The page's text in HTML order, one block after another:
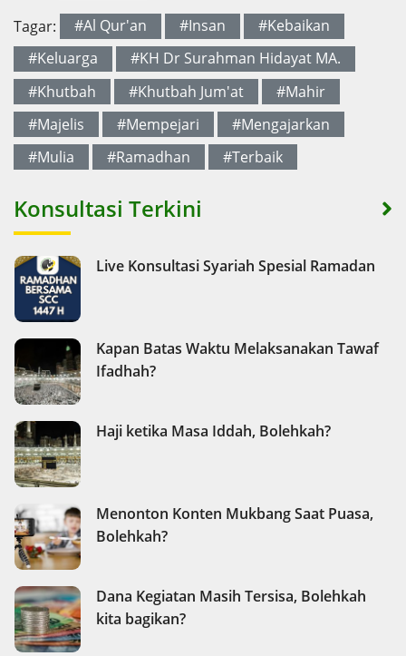
Tagar: #Al Qur'an #Insan
#Kebaikan
#Keluarga
#KH Dr Surahman Hidayat MA.
#Khutbah
#Khutbah Jum'at
#Mahir
#Majelis
#Mempejari
#Mengajarkan
#Mulia
#Ramadhan #Terbaik
Konsultasi Terkini
Live Konsultasi Syariah Spesial Ramadan
Kapan Batas Waktu Melaksanakan Tawaf
Ifadhah?
Haji ketika Masa Iddah, Bolehkah?
Menonton Konten Mukbang Saat Puasa,
Bolehkah?
Dana Kegiatan Masih Tersisa, Bolehkah
kita bagikan?